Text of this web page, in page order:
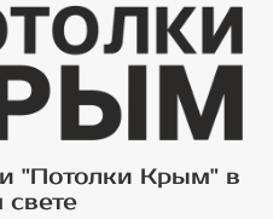
"Потолки Крым" в